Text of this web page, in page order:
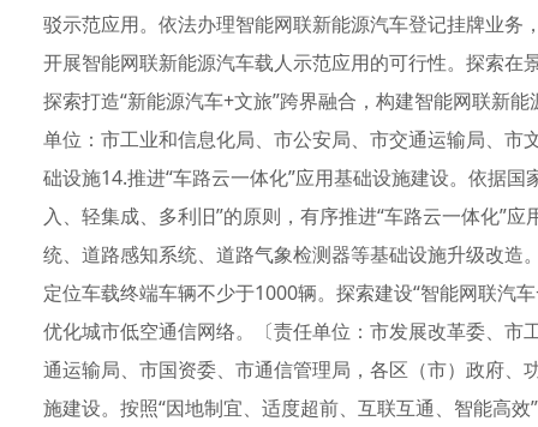
驳示范应用。依法办理智能网联新能源汽车登记挂牌业
开展智能网联新能源汽车载人示范应用的可行性。探索
探索打造“新能源汽车+文旅”跨界融合，构建智能网联新
单位：市工业和信息化局、市公安局、市交通运输局、
础设施14.推进“车路云一体化”应用基础设施建设。依据
入、轻集成、多利旧”的原则，有序推进“车路云一体化”
统、道路感知系统、道路气象检测器等基础设施升级改
定位车载终端车辆不少于1000辆。探索建设“智能网联汽
优化城市低空通信网络。〔责任单位：市发展改革委、
通运输局、市国资委、市通信管理局，各区（市）政府
施建设。按照“因地制宜、适度超前、互联互通、智能高